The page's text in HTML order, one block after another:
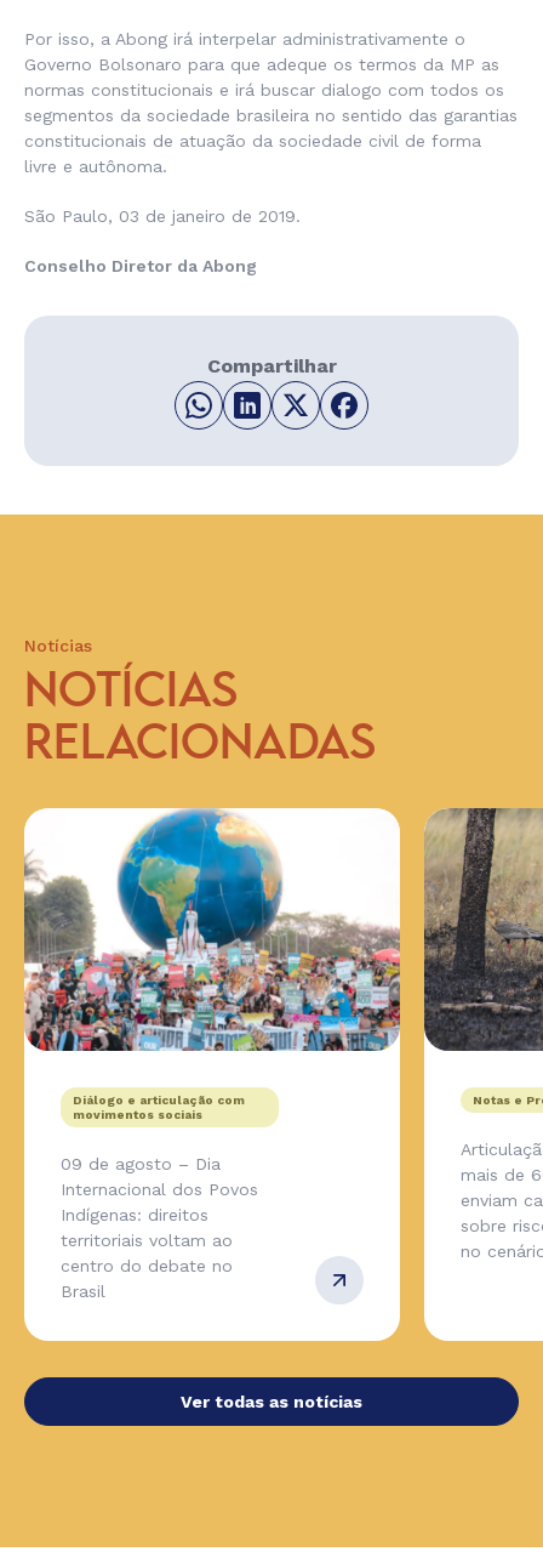
Por isso, a Abong irá interpelar administrativamente o
Governo Bolsonaro para que adeque os termos da MP as
normas constitucionais e irá buscar dialogo com todos os
segmentos da sociedade brasileira no sentido das garantias
constitucionais de atuação da sociedade civil de forma
livre e autônoma.
São Paulo, 03 de janeiro de 2019.
Conselho Diretor da Abong
Compartilhar
Notícias
NOTÍCIAS
RELACIONADAS
Diálogo e articulação com
movimentos sociais
09 de agosto – Dia
Internacional dos Povos
Indígenas: direitos
territoriais voltam ao
centro do debate no
Brasil
Notas e
mais de
enviam
sobre
no
Ver todas as notícias